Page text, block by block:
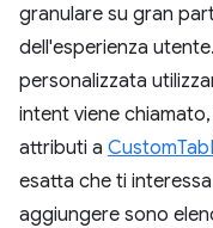
granulare su gran
dell'esperienza
personalizzata
intent viene
attributi a
esatta che ti
aggiungere sono